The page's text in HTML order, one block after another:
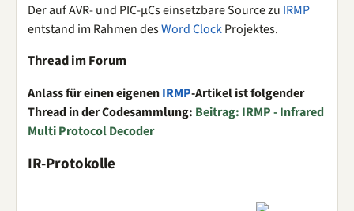
Der auf AVR- und PIC-µCs einsetzbare Source zu IRMP
entstand im Rahmen desWord ClockProjektes.
Thread im Forum
Anlass für einen eigenenIRMP-Artikel ist folgender
Thread in der Codesammlung: Beitrag: IRMP - Infrared
Multi Protocol Decoder
IR-Protokolle